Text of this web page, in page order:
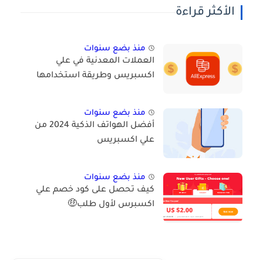
الأكثر قراءة
منذ بضع سنوات
العملات المعدنية في علي
اكسبريس وطريقة استخدامها
منذ بضع سنوات
أفضل الهواتف الذكية 2024 من
علي اكسبريس
منذ بضع سنوات
كيف تحصل على كود خصم علي
اكسبرس لأول طلب🤑